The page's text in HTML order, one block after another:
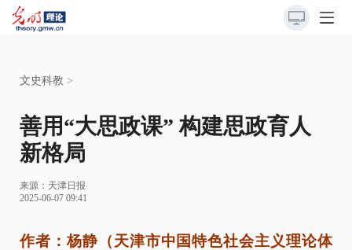
文史科教 >
善用“大思政课” 构建思政育人
新格局
来源： 天津日报
2025-06-07 09:41
作者：杨静（天津市中国特色社会主义理论体